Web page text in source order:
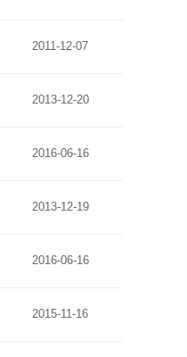
2011-12-07
2013-12-20
2016-06-16
2013-12-19
2016-06-16
2015-11-16